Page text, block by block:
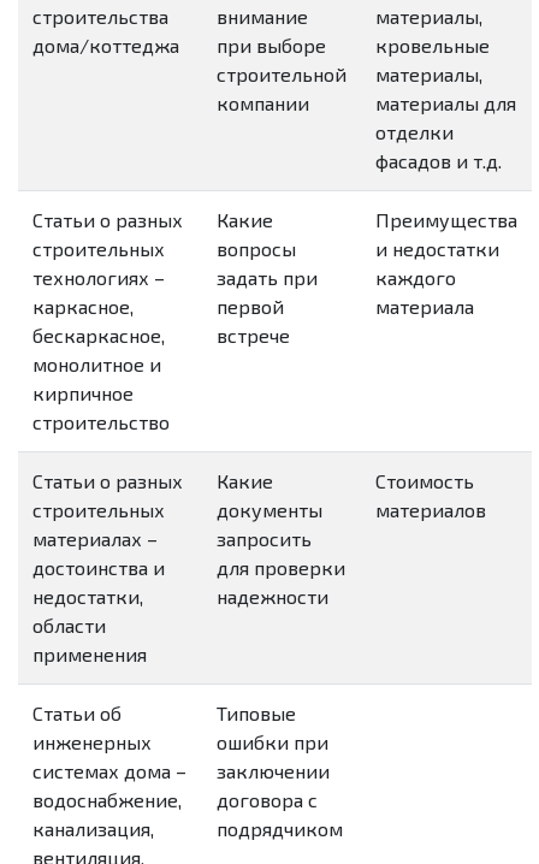
строительства
дома/коттеджа
внимание
при выборе
строительной
компании
материалы,
кровельные
материалы,
материалы для
отделки
фасадов и т.д.
Статьи о разных
строительных
технологиях –
каркасное,
бескаркасное,
монолитное и
кирпичное
строительство
Какие
вопросы
задать при
первой
встрече
Преимущества
и недостатки
каждого
материала
Статьи о разных
строительных
материалах –
достоинства и
недостатки,
области
применения
Какие
документы
запросить
для проверки
надежности
Стоимость
материалов
Статьи об
инженерных
системах дома –
водоснабжение,
канализация,
вентиляция,
Типовые
ошибки при
заключении
договора с
подрядчиком